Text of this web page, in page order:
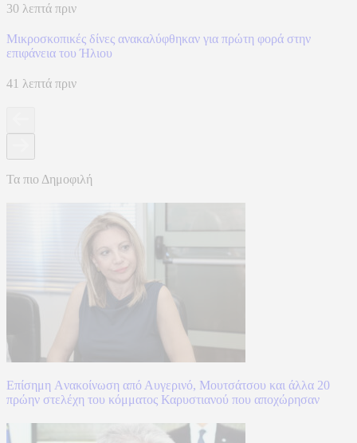
30 λεπτά πριν
Μικροσκοπικές δίνες ανακαλύφθηκαν για πρώτη φορά στην
επιφάνεια του Ήλιου
41 λεπτά πριν
Τα πιο Δημοφιλή
Επίσημη Aνακοίνωση από Αυγερινό, Μουτσάτσου και άλλα 20
πρώην στελέχη του κόμματος Καρυστιανού που αποχώρησαν